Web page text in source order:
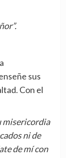
sus
Con el
misericordia
ni de
de mí con